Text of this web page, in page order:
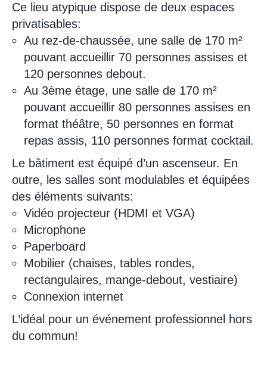
Ce lieu atypique dispose de deux espaces
privatisables:
Au rez-de-chaussée, une salle de 170 m²
pouvant accueillir 70 personnes assises et
120 personnes debout.
Au 3ème étage, une salle de 170 m²
pouvant accueillir 80 personnes assises en
format théâtre, 50 personnes en format
repas assis, 110 personnes format cocktail.
Le bâtiment est équipé d’un ascenseur. En
outre, les salles sont modulables et équipées
des éléments suivants:
Vidéo projecteur (HDMI et VGA)
Microphone
Paperboard
Mobilier (chaises, tables rondes,
rectangulaires, mange-debout, vestiaire)
Connexion internet
L’idéal pour un événement professionnel hors
du commun!